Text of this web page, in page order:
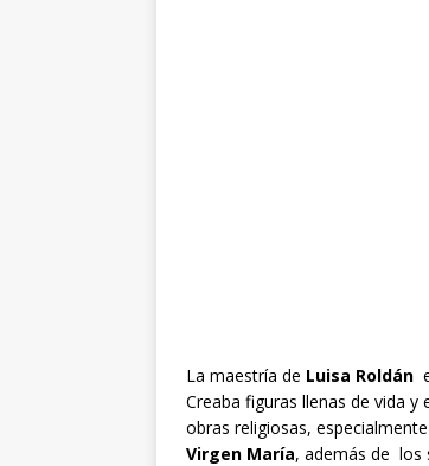
La maestría de Luisa Roldán
Creaba figuras llenas de vida
obras religiosas,
Virgen María, además de los